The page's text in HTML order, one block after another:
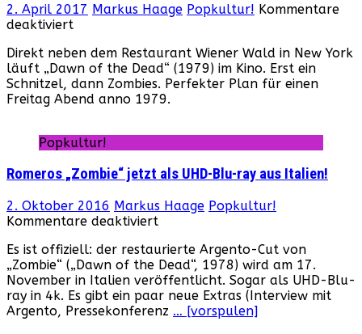
2. April 2017 Markus Haage Popkultur! Kommentare
deaktiviert
of
the
Dead:
Erst
dann
Direkt neben dem Restaurant Wiener Wald in New York
läuft „Dawn of the Dead“ (1979) im Kino. Erst ein
Schnitzel, dann Zombies. Perfekter Plan für einen
Freitag Abend anno 1979.
Popkultur!
Romeros „Zombie“ jetzt als UHD-Blu-ray aus Italien!
2. Oktober 2016 Markus Haage Popkultur!
Kommentare deaktiviertfür
„Zombie“
jetzt
als
UHD-
Blu-
Es ist offiziell: der restaurierte Argento-Cut von
„Zombie“ („Dawn of the Dead“, 1978) wird am 17.
November in Italien veröffentlicht. Sogar als UHD-Blu-
ray in 4k. Es gibt ein paar neue Extras (Interview mit
Argento, Pressekonferenz … [vorspulen]